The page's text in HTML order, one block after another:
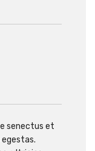
senectus et